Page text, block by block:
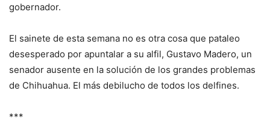
gobernador.
El sainete de esta semana no es otra cosa que pataleo
desesperado por apuntalar a su alfil, Gustavo Madero, un
senador ausente en la solución de los grandes problemas
de Chihuahua. El más debilucho de todos los delfines.
***